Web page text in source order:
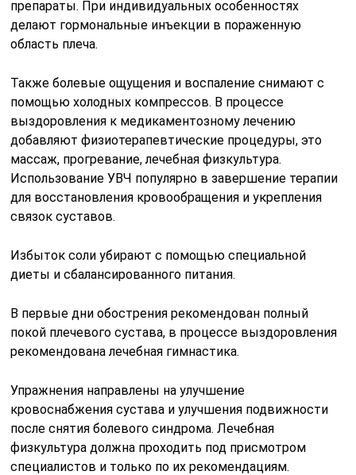
препараты. При индивидуальных особенностях
делают гормональные инъекции в пораженную
область плеча.
Также болевые ощущения и воспаление снимают с
помощью холодных компрессов. В процессе
выздоровления к медикаментозному лечению
добавляют физиотерапевтические процедуры, это
массаж, прогревание, лечебная физкультура.
Использование УВЧ популярно в завершение терапии
для восстановления кровообращения и укрепления
связок суставов.
Избыток соли убирают с помощью специальной
диеты и сбалансированного питания.
В первые дни обострения рекомендован полный
покой плечевого сустава, в процессе выздоровления
рекомендована лечебная гимнастика.
Упражнения направлены на улучшение
кровоснабжения сустава и улучшения подвижности
после снятия болевого синдрома. Лечебная
физкультура должна проходить под присмотром
специалистов и только по их рекомендациям.